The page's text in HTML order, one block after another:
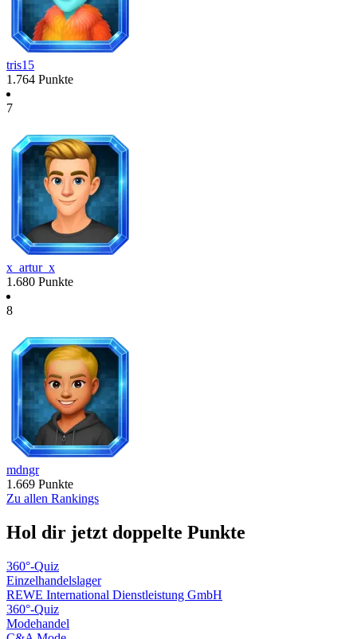
tris15
1.764 Punkte
7
x_artur_x
1.680 Punkte
8
mdngr
1.669 Punkte
Zu allen Rankings
Hol dir jetzt doppelte Punkte
360°-Quiz
Einzelhandelslager
REWE International Dienstleistung GmbH
360°-Quiz
Modehandel